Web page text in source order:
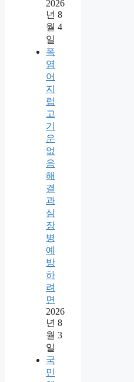
2026
년 8
월 4
일
폭
염
어
지
럽
고
기
운
없
음
해
결
과
심
장
병
예
방
하
려
면
2026
년 8
월 3
일
국
민